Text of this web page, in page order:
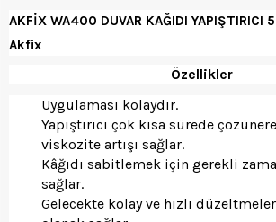
AKFİX WA400 DUVAR KAĞIDI YAPIŞTIRICI
Akfix
Özellikler
Uygulaması kolaydır.
Yapıştırıcı çok kısa sürede
viskozite artışı sağlar.
Kâğıdı sabitlemek için gerekli
sağlar.
Gelecekte kolay ve hızlı